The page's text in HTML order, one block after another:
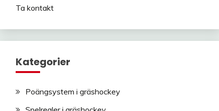
Ta kontakt
Kategorier
Poängsystem i gräshockey